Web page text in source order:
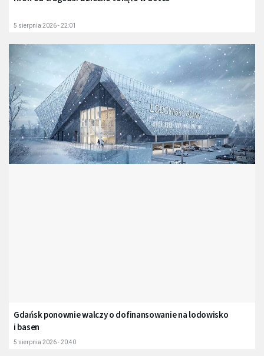
5 sierpnia 2026 - 22:01
Gdańsk ponownie walczy o dofinansowanie na lodowisko
i basen
5 sierpnia 2026 - 20:40